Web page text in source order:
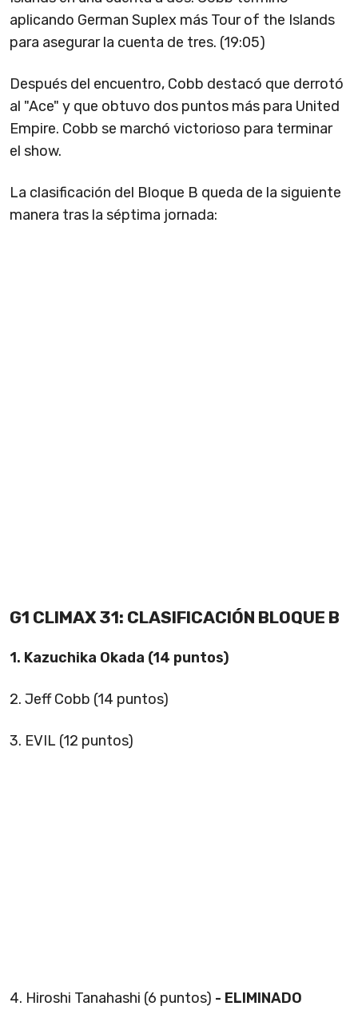
aplicando German Suplex más Tour of the Islands
para asegurar la cuenta de tres. (19:05)
Después del encuentro, Cobb destacó que derrotó
al "Ace" y que obtuvo dos puntos más para United
Empire. Cobb se marchó victorioso para terminar
el show.
La clasificación del Bloque B queda de la siguiente
manera tras la séptima jornada:
G1 CLIMAX 31: CLASIFICACIÓN BLOQUE B
1. Kazuchika Okada (14 puntos)
2. Jeff Cobb (14 puntos)
3. EVIL (12 puntos)
4. Hiroshi Tanahashi (6 puntos) - ELIMINADO